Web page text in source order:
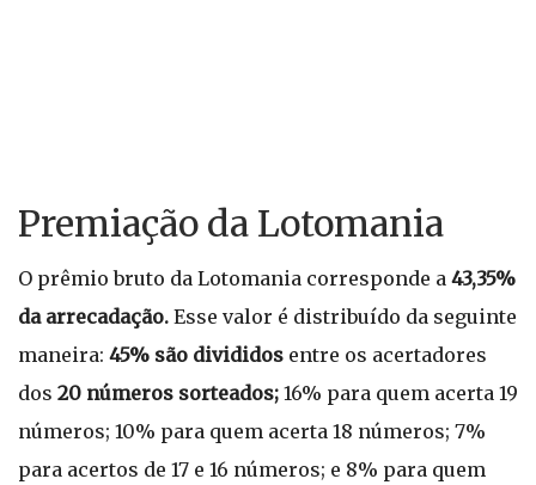
Premiação da Lotomania
O prêmio bruto da Lotomania corresponde a 43,35%
da arrecadação. Esse valor é distribuído da seguinte
maneira: 45% são divididos entre os acertadores
dos 20 números sorteados; 16% para quem acerta 19
números; 10% para quem acerta 18 números; 7%
para acertos de 17 e 16 números; e 8% para quem